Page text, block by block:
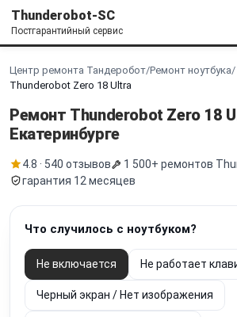
Thunderobot-SC
Постгарантийный сервис
Центр ремонта Тандеробот/Ремонт ноутбука/
Thunderobot Zero 18 Ultra
Ремонт Thunderobot Zero 18
Екатеринбурге
4.8 · 540 отзывов
1 500+ ремонтов
гарантия 12 месяцев
Что случилось с ноутбуком?
Не включается Не работает
Черный экран / Нет изображения